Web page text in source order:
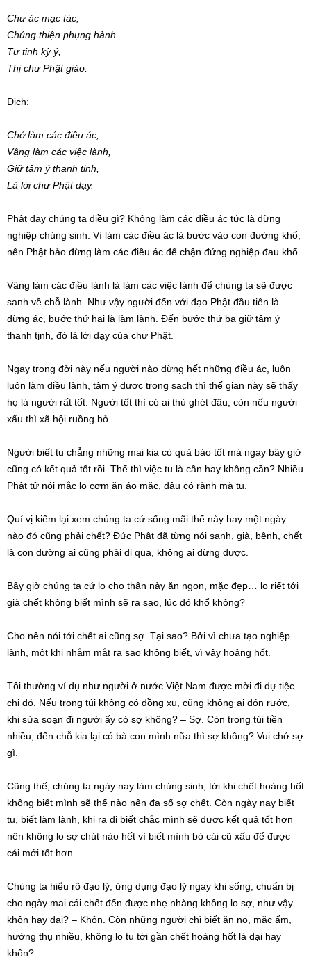
Chư ác mạc tác,
Chúng thiện phụng hành.
Tự tịnh kỳ ý,
Thị chư Phật giáo.
Dịch:
Chớ làm các điều ác,
Vâng làm các việc lành,
Giữ tâm ý thanh tịnh,
Là lời chư Phật dạy.
Phật dạy chúng ta điều gì? Không làm các điều ác tức là dừng
nghiệp chúng sinh. Vì làm các điều ác là bước vào con đường khổ,
nên Phật bảo đừng làm các điều ác để chận đứng nghiệp đau khổ.
Vâng làm các điều lành là làm các việc lành để chúng ta sẽ được
sanh về chỗ lành. Như vậy người đến với đạo Phật đầu tiên là
dừng ác, bước thứ hai là làm lành. Đến bước thứ ba giữ tâm ý
thanh tịnh, đó là lời dạy của chư Phật.
Ngay trong đời này nếu người nào dừng hết những điều ác, luôn
luôn làm điều lành, tâm ý được trong sạch thì thế gian này sẽ thấy
họ là người rất tốt. Người tốt thì có ai thù ghét đâu, còn nếu người
xấu thì xã hội ruồng bỏ.
Người biết tu chẳng những mai kia có quả báo tốt mà ngay bây giờ
cũng có kết quả tốt rồi. Thế thì việc tu là cần hay không cần? Nhiều
Phật tử nói mắc lo cơm ăn áo mặc, đâu có rảnh mà tu.
Quí vị kiểm lại xem chúng ta cứ sống mãi thế này hay một ngày
nào đó cũng phải chết? Đức Phật đã từng nói sanh, già, bệnh, chết
là con đường ai cũng phải đi qua, không ai dừng được.
Bây giờ chúng ta cứ lo cho thân này ăn ngon, mặc đẹp… lo riết tới
già chết không biết mình sẽ ra sao, lúc đó khổ không?
Cho nên nói tới chết ai cũng sợ. Tại sao? Bởi vì chưa tạo nghiệp
lành, một khi nhắm mắt ra sao không biết, vì vậy hoảng hốt.
Tôi thường ví dụ như người ở nước Việt Nam được mời đi dự tiệc
chi đó. Nếu trong túi không có đồng xu, cũng không ai đón rước,
khi sửa soạn đi người ấy có sợ không? – Sợ. Còn trong túi tiền
nhiều, đến chỗ kia lại có bà con mình nữa thì sợ không? Vui chớ sợ
gì.
Cũng thế, chúng ta ngày nay làm chúng sinh, tới khi chết hoảng hốt
không biết mình sẽ thế nào nên đa số sợ chết. Còn ngày nay biết
tu, biết làm lành, khi ra đi biết chắc mình sẽ được kết quả tốt hơn
nên không lo sợ chút nào hết vì biết mình bỏ cái cũ xấu để được
cái mới tốt hơn.
Chúng ta hiểu rõ đạo lý, ứng dụng đạo lý ngay khi sống, chuẩn bị
cho ngày mai cái chết đến được nhẹ nhàng không lo sợ, như vậy
khôn hay dại? – Khôn. Còn những người chỉ biết ăn no, mặc ấm,
hưởng thụ nhiều, không lo tu tới gần chết hoảng hốt là dại hay
khôn?